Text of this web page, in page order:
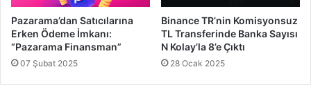
Pazarama’dan Satıcılarına
Erken Ödeme İmkanı:
“Pazarama Finansman”
07 Şubat 2025
Binance TR’nin Komisyonsuz
TL Transferinde Banka Sayısı
N Kolay’la 8’e Çıktı
28 Ocak 2025